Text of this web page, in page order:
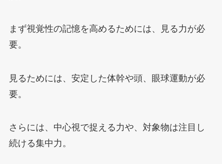
まず視覚性の記憶を高めるためには、見る力が必
要。
見るためには、安定した体幹や頭、眼球運動が必
要。
さらには、中心視で捉える力や、対象物は注目し
続ける集中力。